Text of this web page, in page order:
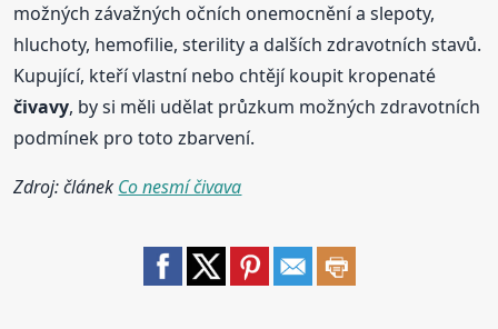
možných závažných očních onemocnění a slepoty,
hluchoty, hemofilie, sterility a dalších zdravotních stavů.
Kupující, kteří vlastní nebo chtějí koupit kropenaté
čivavy, by si měli udělat průzkum možných zdravotních
podmínek pro toto zbarvení.
Zdroj: článek Co nesmí čivava